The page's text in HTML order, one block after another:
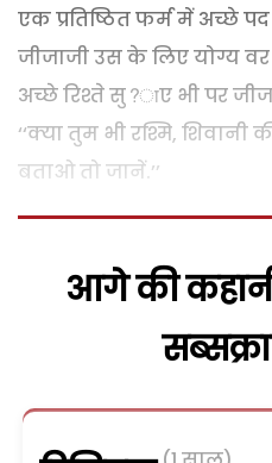
एक प्रतिष्ठित फर्म में अच्छे
जीजाजी उस के लिए योग्य
अच्छे रिश्ते सु?ाए भी पर
‘‘क्या तुम भी रश्मि,
बताओ तो जानें.’’
आगे की